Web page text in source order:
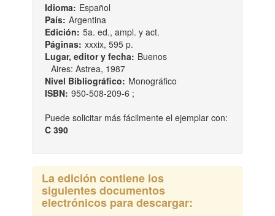
Idioma: Español
País: Argentina
Edición: 5a. ed., ampl. y act.
Páginas: xxxix, 595 p.
Lugar, editor y fecha: Buenos
Aires: Astrea, 1987
Nivel Bibliográfico: Monográfico
ISBN: 950-508-209-6 ;
Puede solicitar más fácilmente el ejemplar con:
C 390
La edición contiene los
siguientes documentos
electrónicos para descargar: